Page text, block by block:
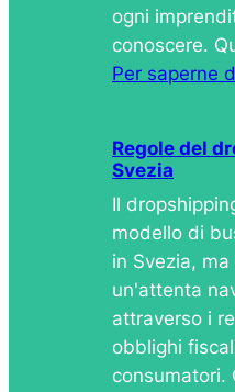
ogni
conoscere.
Per saperne
Regole del
Svezia
Il
modello di
in Svezia,
un'attenta
attraverso i
obblighi
consumatori.